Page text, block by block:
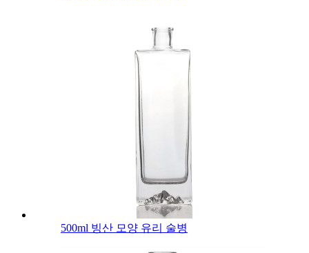
500ml 빙산 모양 유리 술병